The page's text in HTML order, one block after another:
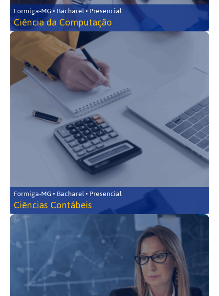
Formiga-MG • Bacharel • Presencial
Ciência da Computação
Formiga-MG • Bacharel • Presencial
Ciências Contábeis